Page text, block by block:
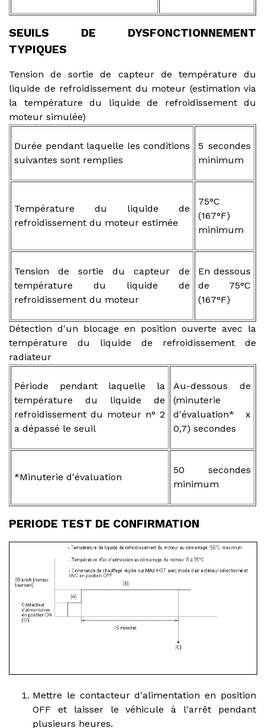
SEUILS DE DYSFONCTIONNEMENT
TYPIQUES
Tension de sortie de capteur de température du
liquide de refroidissement du moteur (estimation via
la température du liquide de refroidissement du
moteur simulée)
Durée pendant laquelle les conditions
suivantes sont remplies
5 secondes
minimum
Température du liquide de
refroidissement du moteur estimée
75°C
(167°F)
minimum
Tension de sortie du capteur de
température du liquide de
refroidissement du moteur
En dessous
de 75°C
(167°F)
Détection d'un blocage en position ouverte avec la
température du liquide de refroidissement de
radiateur
Période pendant laquelle la
température du liquide de
refroidissement du moteur n° 2
a dépassé le seuil
Au-dessous de
(minuterie
d'évaluation* x
0,7) secondes
*Minuterie d'évaluation
50 secondes
minimum
PERIODE TEST DE CONFIRMATION
Mettre le contacteur d'alimentation en position
OFF et laisser le véhicule à l'arrêt pendant
plusieurs heures.